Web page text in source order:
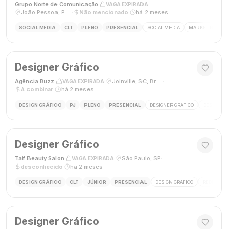
Grupo Norte de Comunicação VAGA EXPIRADA
João Pessoa, Paraíba, Brasil
Não mencionado há 2 meses
SOCIAL MEDIA CLT PLENO PRESENCIAL SOCIAL MEDIA MARKETING
Designer Gráfico
Agência Buzz VAGA EXPIRADA Joinville, SC, Brasil
A combinar
há 2 meses
DESIGN GRÁFICO PJ PLENO PRESENCIAL DESIGNER GRÁFICO
Designer Gráfico
Taif Beauty Salon VAGA EXPIRADA São Paulo, SP
desconhecido
há 2 meses
DESIGN GRÁFICO CLT JÚNIOR PRESENCIAL DESIGN GRÁFICO
Designer Gráfico